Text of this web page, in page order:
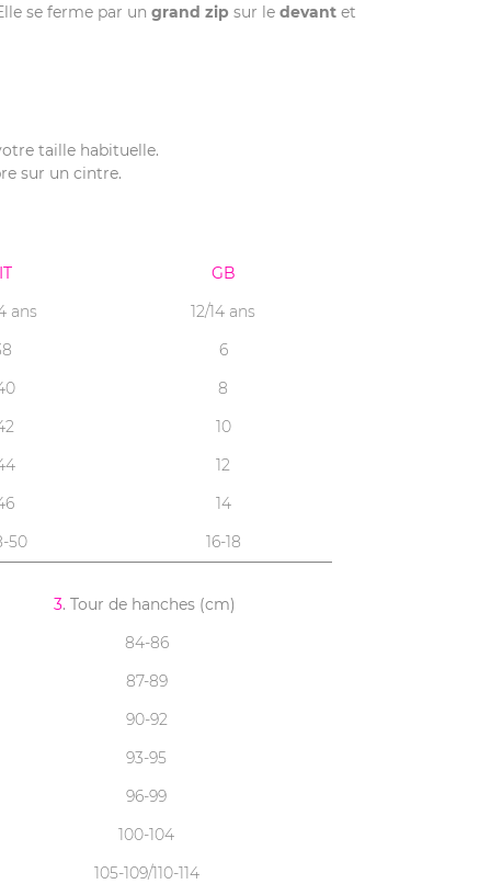
se ferme par un grand zip sur le devant et
taille habituelle.
sur un cintre.
IT
GB
ans
12/14 ans
6
8
10
12
14
50 16-18
3. Tour de hanches (cm)
84-86
87-89
90-92
93-95
96-99
100-104
105-109/110-114